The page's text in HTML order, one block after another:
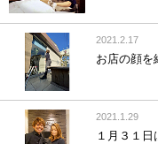
2021.2.17
お店の顔を
2021.1.29
１月３１日